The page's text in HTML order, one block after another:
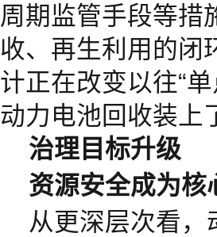
周期监管手段等措
收、再生利用的闭
计正在改变以往“
动力电池回收装上
治理目标升级
资源安全成为核
从更深层次看